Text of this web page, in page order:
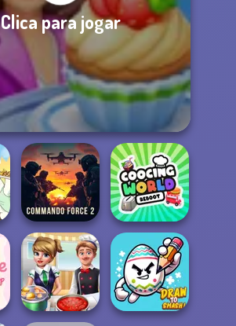
Clica para jogar
Commando
Force 2
Cooking World
Reborn